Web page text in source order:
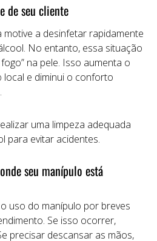
de seu cliente
a desinfetar rapidamente
No entanto, essa situação
na pele. Isso aumenta o
e diminui o conforto
uma limpeza adequada
para evitar acidentes.
seu manípulo está
uso do manípulo por breves
Se isso ocorrer,
precisar descansar as mãos,